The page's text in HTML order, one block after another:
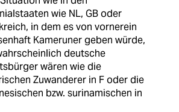
wie NL, GB oder
in dem es von vornerein
Kameruner geben würde,
deutsche
wären wie die
Zuwanderer in F oder die
bzw. surinamischen in